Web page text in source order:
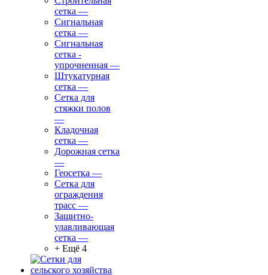
сетка —
Сигнальная
сетка —
Сигнальная
сетка -
упрочненная —
Штукатурная
сетка —
Сетка для
стяжки полов
—
Кладочная
сетка —
Дорожная сетка
—
Геосетка —
Сетка для
ограждения
трасс —
Защитно-
улавливающая
сетка —
+ Ещё 4